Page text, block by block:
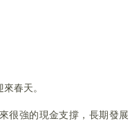
春天。
很強的現金支撐，長期發展